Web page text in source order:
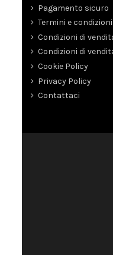
Pagamento sicuro
Termini e
Condizioni di
Condizioni di
Cookie Policy
Privacy Policy
Contattaci